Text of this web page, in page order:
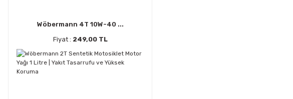
Wöbermann 4T 10W-40 ...
Fiyat : 249,00 TL